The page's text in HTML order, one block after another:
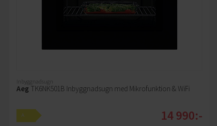
Inbyggnadsugn
Aeg TK6NK501B Inbyggnadsugn med Mikrofunktion & WiFi
A 14 990:-